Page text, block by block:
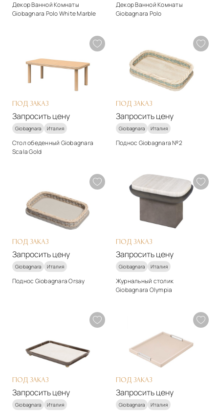
Декор Ванной Комнаты
Giobagnara Polo White Marble
Мрамор
Подробнее
Декор Ванной Комнаты
Giobagnara Polo
Мрамор
Подробнее
Запросить цену
ПОД ЗАКАЗ
Запросить цену
Giobagnara Италия
Стол обеденный Giobagnara
Scala Gold
Натуральная кожа
Подробнее
Запросить цену
ПОД ЗАКАЗ
Запросить цену
Giobagnara Италия
Поднос Giobagnara №2
Материалы
Мрамор
Подробнее
Запросить цену
ПОД ЗАКАЗ
Запросить цену
Giobagnara Италия
Поднос Giobagnara Orsay
Подробнее
Запросить цену
ПОД ЗАКАЗ
Запросить цену
Giobagnara Италия
Журнальный столик
Giobagnara Olympia
Натуральная кожа
Подробнее
Запросить цену
ПОД ЗАКАЗ
Запросить цену
Giobagnara Италия
ПОД ЗАКАЗ
Запросить цену
Giobagnara Италия